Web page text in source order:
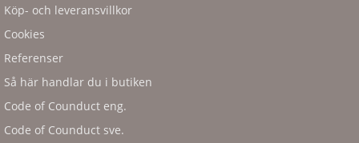
Köp- och leveransvillkor
Cookies
Referenser
Så här handlar du i butiken
Code of Counduct eng.
Code of Counduct sve.